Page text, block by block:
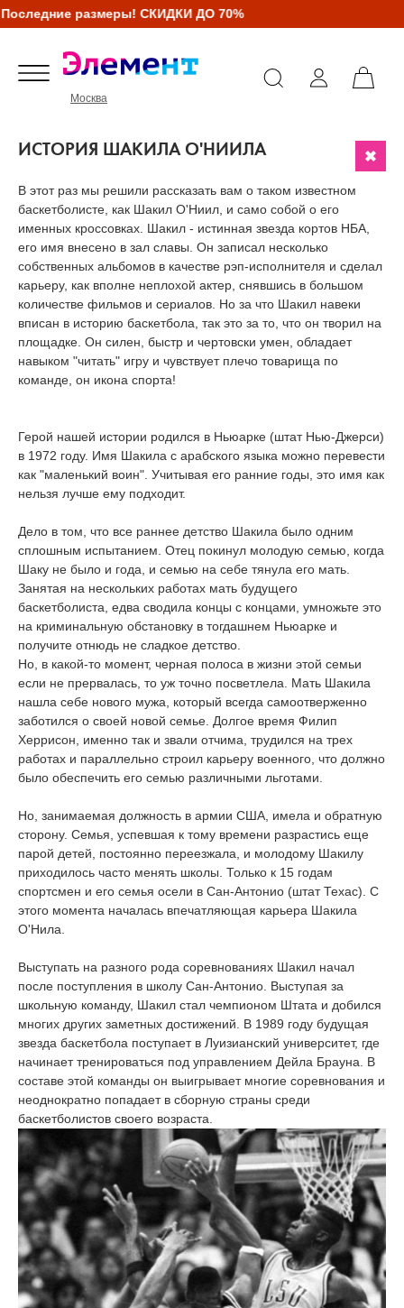
размеры! СКИДКИ ДО 70%
Москва
ИСТОРИЯ ШАКИЛА О'НИИЛА
В этот раз мы решили рассказать вам о таком известном
баскетболисте, как Шакил О'Ниил, и само собой о его
именных кроссовках. Шакил - истинная звезда кортов НБА,
его имя внесено в зал славы. Он записал несколько
собственных альбомов в качестве рэп-исполнителя и сделал
карьеру, как вполне неплохой актер, снявшись в большом
количестве фильмов и сериалов. Но за что Шакил навеки
вписан в историю баскетбола, так это за то, что он творил на
площадке. Он силен, быстр и чертовски умен, обладает
навыком "читать" игру и чувствует плечо товарища по
команде, он икона спорта!
Герой нашей истории родился в Ньюарке (штат Нью-Джерси)
в 1972 году. Имя Шакила с арабского языка можно перевести
как "маленький воин". Учитывая его ранние годы, это имя как
нельзя лучше ему подходит.
Дело в том, что все раннее детство Шакила было одним
сплошным испытанием. Отец покинул молодую семью, когда
Шаку не было и года, и семью на себе тянула его мать.
Занятая на нескольких работах мать будущего
баскетболиста, едва сводила концы с концами, умножьте это
на криминальную обстановку в тогдашнем Ньюарке и
получите отнюдь не сладкое детство.
Но, в какой-то момент, черная полоса в жизни этой семьи
если не прервалась, то уж точно посветлела. Мать Шакила
нашла себе нового мужа, который всегда самоотверженно
заботился о своей новой семье. Долгое время Филип
Херрисон, именно так и звали отчима, трудился на трех
работах и параллельно строил карьеру военного, что должно
было обеспечить его семью различными льготами.
Но, занимаемая должность в армии США, имела и обратную
сторону. Семья, успевшая к тому времени разрастись еще
парой детей, постоянно переезжала, и молодому Шакилу
приходилось часто менять школы. Только к 15 годам
спортсмен и его семья осели в Сан-Антонио (штат Техас). С
этого момента началась впечатляющая карьера Шакила
О'Нила.
Выступать на разного рода соревнованиях Шакил начал
после поступления в школу Сан-Антонио. Выступая за
школьную команду, Шакил стал чемпионом Штата и добился
многих других заметных достижений. В 1989 году будущая
звезда баскетбола поступает в Луизианский университет, где
начинает тренироваться под управлением Дейла Брауна. В
составе этой команды он выигрывает многие соревнования и
неоднократно попадает в сборную страны среди
баскетболистов своего возраста.